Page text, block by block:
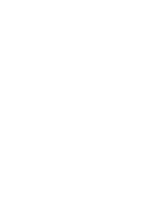
za vegetacijsku fazu.
Cultilite 150W – RAST”
objavljena.